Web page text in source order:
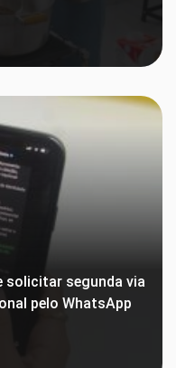
solicitar segunda via
pelo WhatsApp